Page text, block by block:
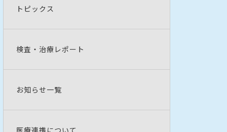
トピックス
検査・治療レポート
お知らせ一覧
医療連携について